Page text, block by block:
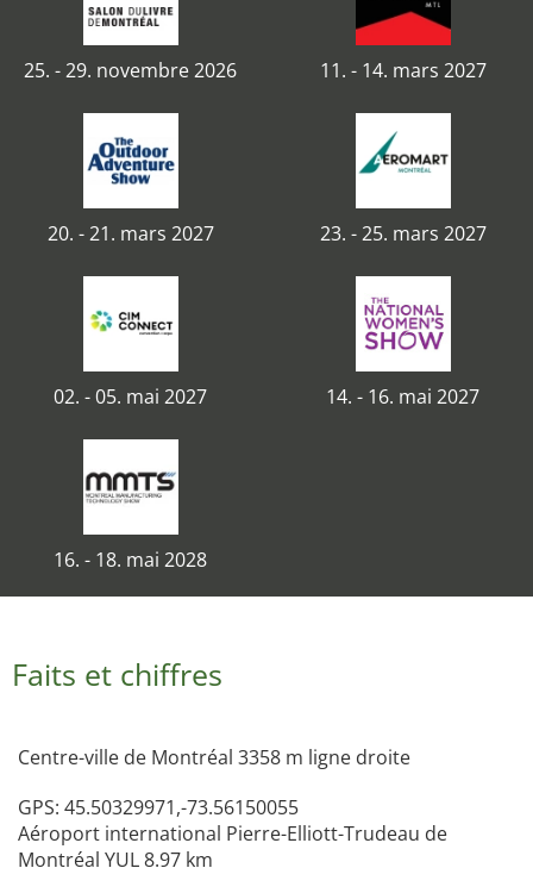
25. - 29. novembre 2026 11. - 14. mars 2027
20. - 21. mars 2027 23. - 25. mars 2027
02. - 05. mai 2027 14. - 16. mai 2027
16. - 18. mai 2028
Faits et chiffres
Centre-ville de Montréal 3358 m ligne droite
GPS: 45.50329971,-73.56150055
Aéroport international Pierre-Elliott-Trudeau de
Montréal YUL 8.97 km